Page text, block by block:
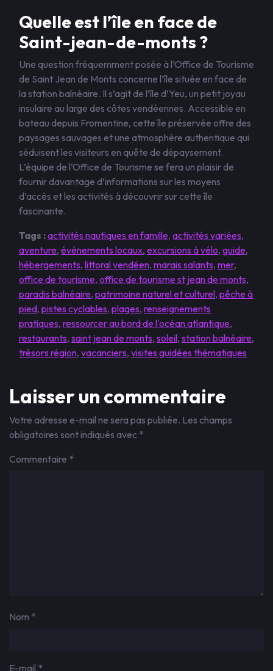
Quelle est l’île en face de
Saint-jean-de-monts ?
Une question fréquemment posée à l’Office de Tourisme
de Saint Jean de Monts concerne l’île située en face de
la station balnéaire. Il s’agit de l’île d’Yeu, un petit joyau
insulaire au large des côtes vendéennes. Accessible en
bateau depuis Fromentine, cette île préservée offre des
paysages sauvages et une atmosphère authentique qui
séduisent les visiteurs en quête de dépaysement.
L’équipe de l’Office de Tourisme se fera un plaisir de
fournir davantage d’informations sur les moyens
d’accès et les activités à découvrir sur cette île
fascinante.
Tags :activités nautiques en famille, activités variées,
aventure, événements locaux, excursions à vélo, guide,
hébergements, littoral vendéen, marais salants, mer,
office de tourisme, office de tourisme st jean de monts,
paradis balnéaire, patrimoine naturel et culturel, pêche à
pied, pistes cyclables, plages, renseignements
pratiques, ressourcer au bord de l'océan atlantique,
restaurants, saint jean de monts, soleil, station balnéaire,
trésors région, vacanciers, visites guidées thématiques
Laisser un commentaire
Votre adresse e-mail ne sera pas publiée. Les champs
obligatoires sont indiqués avec *
Commentaire *
Nom *
E-mail *